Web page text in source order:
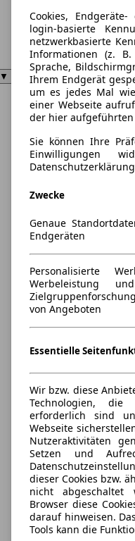
▼
Cookies,
login-basierte
netzwerkbasierte
Informationen (z.
Sprache,
Ihrem Endgerät
um es jedes Mal
einer Webseite
der hier aufgeführten
Sie können Ihre
Einwilligungen
Zwecke
Genaue
Endgeräten
Personalisierte
Werbeleistung
von Angeboten
Essentielle
Wir bzw. diese
Technologien,
erforderlich sind
Webseite
Nutzeraktivitäten
Setzen und
dieser Cookies bzw.
nicht abgeschaltet
Browser diese
darauf hinweisen.
Tools kann die